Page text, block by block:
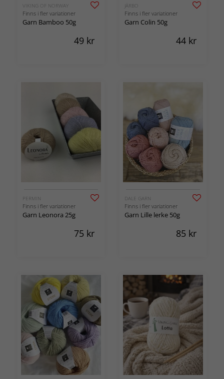
VIKING OF NORWAY
Finns i fler variationer
Garn Bamboo 50g
49 kr
JÄRBO
Finns i fler variationer
Garn Colin 50g
44 kr
PERMIN
Finns i fler variationer
Garn Leonora 25g
75 kr
DALE GARN
Finns i fler variationer
Garn Lille lerke 50g
85 kr